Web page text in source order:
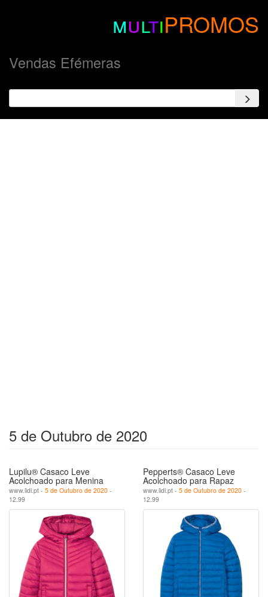
multiPROMOS
Vendas Efémeras
5 de Outubro de 2020
Lupilu® Casaco Leve
Acolchoado para Menina
www.lidl.pt - 5 de Outubro de 2020 -
12.99
Pepperts® Casaco Leve
Acolchoado para Rapaz
www.lidl.pt - 5 de Outubro de 2020 -
12.99